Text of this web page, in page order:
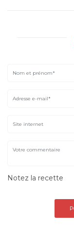
Notez la recette